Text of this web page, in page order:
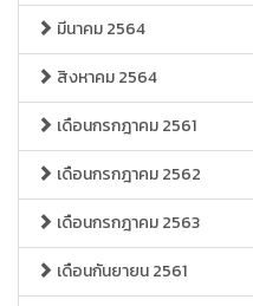
มีนาคม 2564
สิงหาคม 2564
เดือนกรกฎาคม 2561
เดือนกรกฎาคม 2562
เดือนกรกฎาคม 2563
เดือนกันยายน 2561